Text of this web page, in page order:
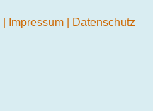
Impressum Datenschutz